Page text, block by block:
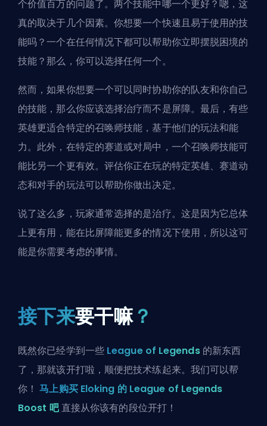
个价值百万的问题了。两个技能中哪一个更好？嗯，这
真的取决于几个因素。你想要一个快速且易于使用的技
能吗？一个在任何情况下都可以帮助你立即摆脱困境的
技能？那么，你可以选择任何一个。
然而，如果你想要一个可以同时协助你的队友和你自己
的技能，那么你应该选择治疗而不是屏障。最后，有些
英雄更适合特定的召唤师技能，基于他们的玩法和能
力。此外，在特定的赛道或对局中，一个召唤师技能可
能比另一个更有效。评估你正在玩的特定英雄、赛道动
态和对手的玩法可以帮助你做出决定。
说了这么多，玩家通常选择的是治疗。这是因为它总体
上更有用，能在比屏障能更多的情况下使用，所以这可
能是你需要考虑的事情。
接下来要干嘛？
既然你已经学到一些 League of Legends的新东西
了，那就该开打啦，顺便把技术练起来。我们可以帮
你！马上购买 Eloking 的 League of Legends
Boost 吧直接从你该有的段位开打！